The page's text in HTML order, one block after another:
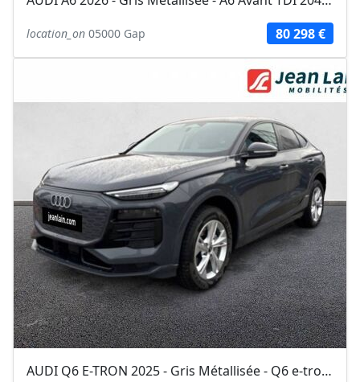
location_on 05000 Gap 80 298 €
AUDI Q6 E-TRON 2025 - Gris Métallisée - Q6 e-tron Sportback 387 ch 100 kWh...